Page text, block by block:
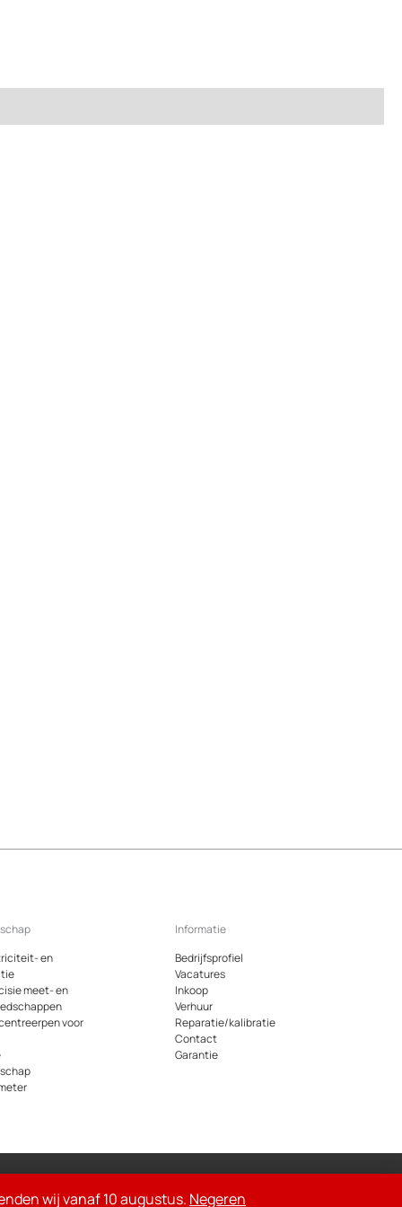
wij vanaf 10 augustus. Negeren
en
meet- en
voor
Informatie
Bedrijfsprofiel
Vacatures
Inkoop
Verhuur
Reparatie/kalibratie
Contact
Garantie